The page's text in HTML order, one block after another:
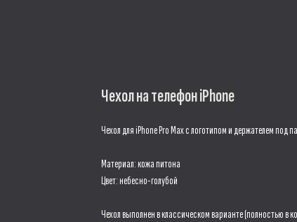
Чехол на телефон iPhone
Чехол для iPhone Pro Max с логотипом и держателем под
Материал: кожа питона
Цвет: небесно-голубой
Чехол выполнен в классическом варианте (полностью в